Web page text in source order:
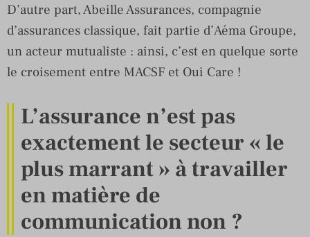
D’autre part, Abeille Assurances, compagnie
d’assurances classique, fait partie d’Aéma Groupe,
un acteur mutualiste : ainsi, c’est en quelque sorte
le croisement entre MACSF et Oui Care !
L’assurance n’est pas
exactement le secteur « le
plus marrant » à travailler
en matière de
communication non ?